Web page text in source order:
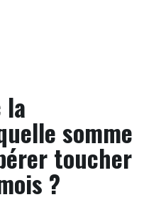
la
somme
toucher
?